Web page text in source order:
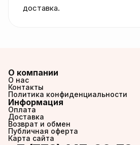
доставка.
О компании
О нас
Контакты
Политика конфиденциальности
Информация
Оплата
Доставка
Возврат и обмен
Публичная оферта
Карта сайта